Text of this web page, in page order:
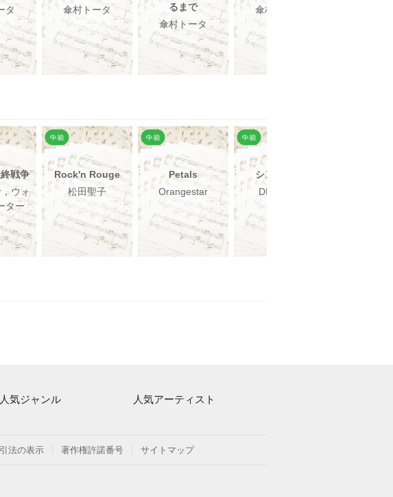
タ
傘村トータ
るまで
傘村トータ
傘村トータ
戦争
ウォ
ター
Rock'n Rouge
松田聖子
Petals
Orangestar
シンデレラ
DECO*27
人気ジャンル
クラシック
人気アーティスト
ヨルシカ
法の表示 著作権許諾番号 サイトマップ